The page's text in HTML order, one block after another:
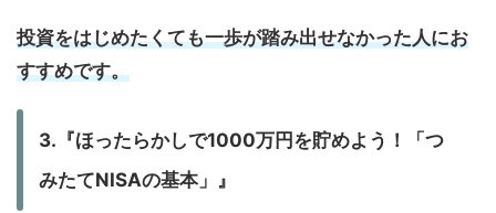
投資をはじめたくても一歩が踏み出せなかった人にお
すすめです。
3.『ほったらかしで1000万円を貯めよう！「つ
みたてNISAの基本」』